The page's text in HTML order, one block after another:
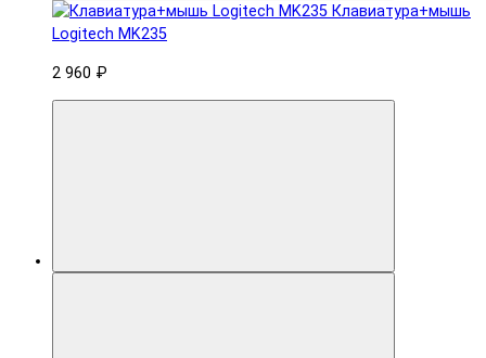
Клавиатура+мышь
Logitech MK235
2 960 ₽